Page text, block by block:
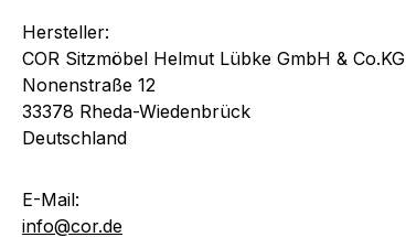
Hersteller:
COR Sitzmöbel Helmut Lübke GmbH & Co.KG
Nonenstraße 12
33378 Rheda-Wiedenbrück
Deutschland
E-Mail:
info@cor.de